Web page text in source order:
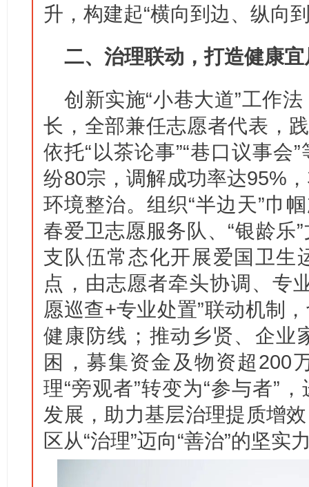
升，构建起“横向到边、纵向
二、治理联动，打造健康
创新实施“小巷大道”工作
长，全部兼任志愿者代表，
依托“以茶论事”“巷口议事会
纷80宗，调解成功率达95%
环境整治。组织“半边天”巾
春爱卫志愿服务队、“银龄乐
支队伍常态化开展爱国卫生
点，由志愿者牵头协调、专
愿巡查+专业处置”联动机制
健康防线；推动乡贤、企业
困，募集资金及物资超200
理“旁观者”转变为“参与者”
发展，助力基层治理提质增
区从“治理”迈向“善治”的坚实